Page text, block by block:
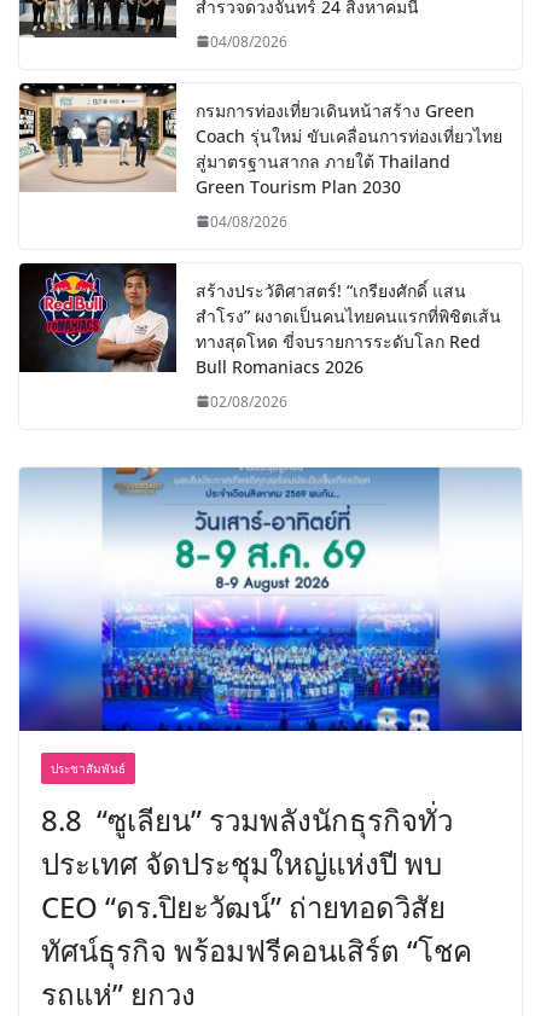
สำรวจดวงจันทร์ 24 สิงหาคมนี้
04/08/2026
กรมการท่องเที่ยวเดินหน้าสร้าง Green
Coach รุ่นใหม่ ขับเคลื่อนการท่องเที่ยวไทย
สู่มาตรฐานสากล ภายใต้ Thailand
Green Tourism Plan 2030
04/08/2026
สร้างประวัติศาสตร์! “เกรียงศักดิ์ แสน
สำโรง” ผงาดเป็นคนไทยคนแรกที่พิชิตเส้น
ทางสุดโหด ขี่จบรายการระดับโลก Red
Bull Romaniacs 2026
02/08/2026
ประชาสัมพันธ์
8.8 “ซูเลียน” รวมพลังนักธุรกิจทั่ว
ประเทศ จัดประชุมใหญ่แห่งปี พบ
CEO “ดร.ปิยะวัฒน์” ถ่ายทอดวิสัย
ทัศน์ธุรกิจ พร้อมฟรีคอนเสิร์ต “โชค
รถแห่” ยกวง